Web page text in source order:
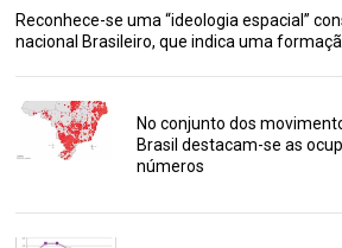
Reconhece-se uma “ideologia espacial”
nacional Brasileiro, que indica uma
No conjunto dos
Brasil destacam-se as
números